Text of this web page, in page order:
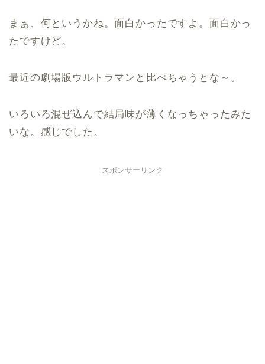
まぁ、何というかね。面白かったですよ。面白かっ
たですけど。
最近の劇場版ウルトラマンと比べちゃうとな～。
いろいろ混ぜ込んで結局味が薄くなっちゃったみた
いな。感じでした。
スポンサーリンク